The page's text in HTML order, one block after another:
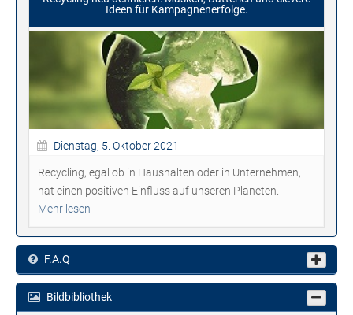
Ideen für Kampagnenerfolge.
Dienstag, 5. Oktober 2021
Recycling, egal ob in Haushalten oder in Unternehmen,
hat einen positiven Einfluss auf unseren Planeten.
Mehr lesen
F.A.Q
Bildbibliothek